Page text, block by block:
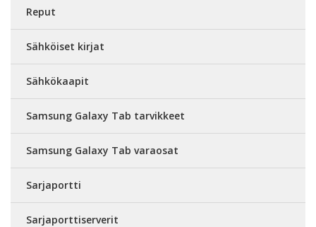
Reput
Sähköiset kirjat
Sähkökaapit
Samsung Galaxy Tab tarvikkeet
Samsung Galaxy Tab varaosat
Sarjaportti
Sarjaporttiserverit